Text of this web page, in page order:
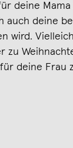
deine Mama
auch deine
wird.
zu
deine Frau